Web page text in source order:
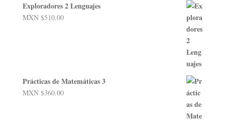
Exploradores 2 Lenguajes
MXN $510.00
Prácticas de Matemáticas 3
MXN $360.00